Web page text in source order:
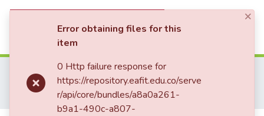
Communities & Collections
All of DSpace
Tesis de Grado
Maestría en Ingeniería (tesis)
La naturaleza como arquetipo de diseño: análisis biomimético del reino fungí aplicado al diseño de luminaria led, generada a partir de geometrías paramétricas
×
Error obtaining files for this
item
0 Http failure response for
https://repository.eafit.edu.co/serve
r/api/core/bundles/a8a0a261-
b9a1-490c-a807-